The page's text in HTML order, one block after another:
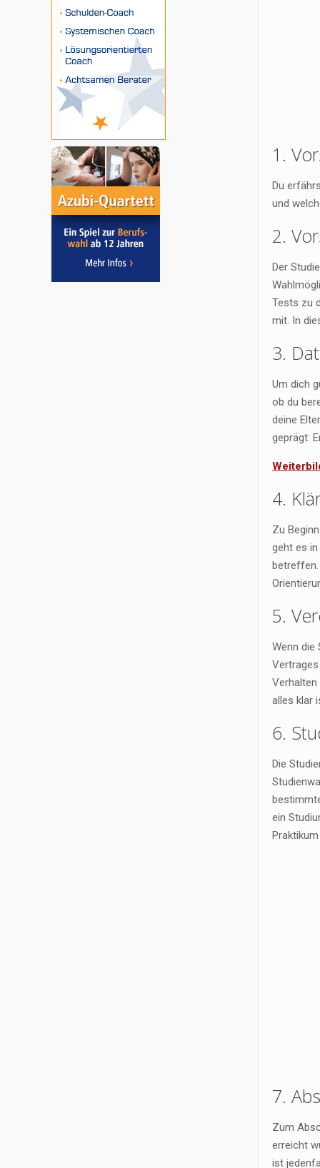
1.
Du
und
2.
Der
Tests zu
mit. In
3.
Um dich
ob du
deine
geprägt:
4.
Zu
geht es
betreffen.
5.
Wenn die
Verhalten
alles klar
6.
Die
ein
7.
Zum
erreicht
ist